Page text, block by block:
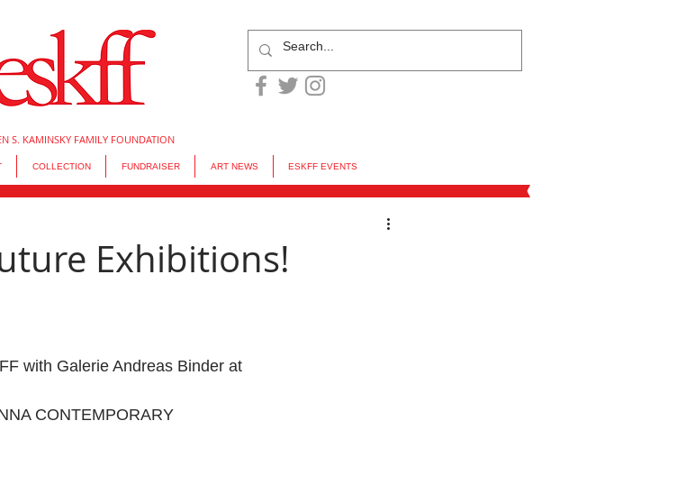
S. KAMINSKY FAMILY FOUNDATION
COLLECTION FUNDRAISER ART NEWS ESKFF EVENTS
Exhibitions!
with Galerie Andreas Binder at
CONTEMPORARY